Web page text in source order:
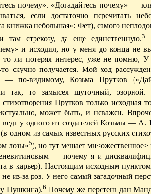
почему». «Догадайтесь почему» —
если достаточно перечитать
книжка небольшая»: Фет), самого
там стрекозу, да еще единственную.3
и исходил, но у меня до конца не
то ли потерял интерес, уже не помню,
скучно получается. Мой ход
— по-видимому, Козьма Прутков
так, то замысел шуточный, озорной.
стихотворения Прутков только исходная
может быть, и неважен.
ведь у одного из создателей Козьмы —
(в одном из самых известных русских
лозы»5), но тут мешает мн<ожественное>
— почему я и
в карьер). Настоящим исходным
из-за роз. У него самый загадочный
у Пушкина).6 Почему же перстень дан